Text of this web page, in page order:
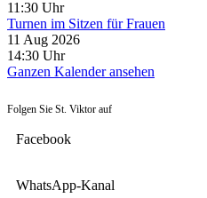
11:30 Uhr
Turnen im Sitzen für Frauen
11 Aug 2026
14:30 Uhr
Ganzen Kalender ansehen
Folgen Sie St. Viktor auf
Facebook
WhatsApp-Kanal